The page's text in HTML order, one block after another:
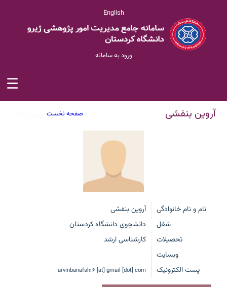
English
ورود به سامانه
☰
آروین بنفشی صفحه نخست
نام و نام خانوادگی
آروین بنفشی
شغل
دانشجوی دانشگاه کردستان
تحصیلات
کارشناسی ارشد
وبسایت
پست الکترونیک
arvinbanafshi6 [at] gmail [dot] com